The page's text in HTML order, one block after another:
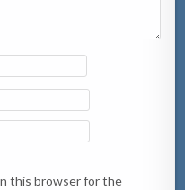
this browser for the